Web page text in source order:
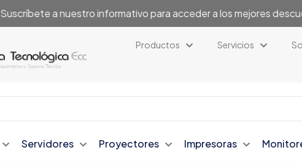
Suscríbete a nuestro informativo para acceder a los mejores
Productos Servicios
Servidores Proyectores Impresoras